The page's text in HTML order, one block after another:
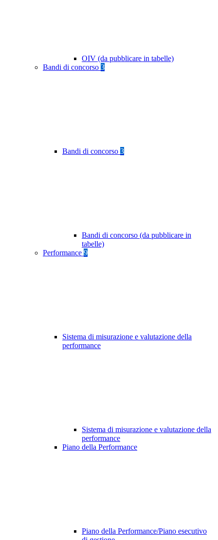
OIV (da pubblicare in tabelle)
Bandi di concorso 3
Bandi di concorso 3
Bandi di concorso (da pubblicare in
tabelle)
Performance 9
Sistema di misurazione e valutazione della
performance
Sistema di misurazione e valutazione della
performance
Piano della Performance
Piano della Performance/Piano esecutivo